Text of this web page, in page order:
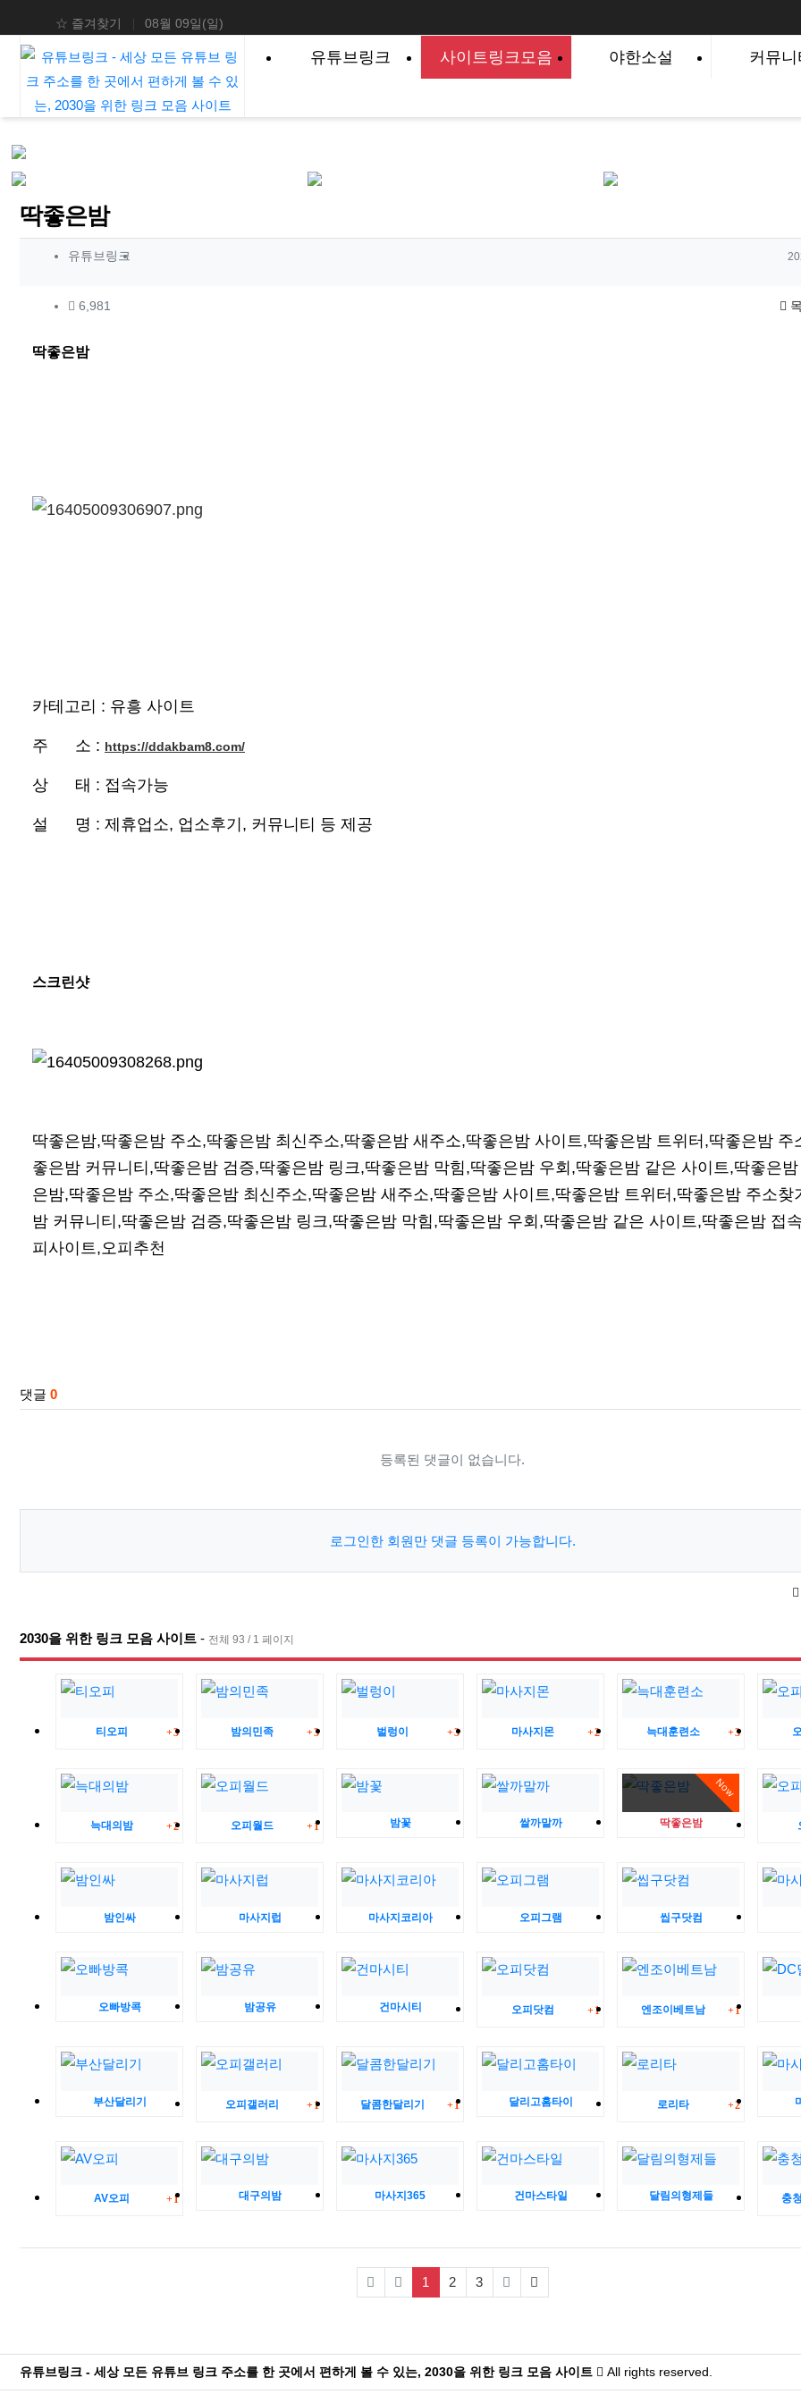
상단 네비
☆ 즐겨찾기 08월 09일(일)
메인 메뉴 유튜브링크 사이트링크모음 야한소설 커뮤니
딱좋은밤
작성자 정보
유튜브링크
컨텐츠 정보
6,981
본문
딱좋은밤
카테고리 : 유흥 사이트
주 소 : https://ddakbam8.com/
상 태 : 접속가능
설 명 : 제휴업소, 업소후기, 커뮤니티 등 제공
스크린샷
딱좋은밤,딱좋은밤 주소,딱좋은밤 최신주소,딱좋은밤 새주소,딱좋은밤 사이트,딱좋은밤 트위터,딱좋은밤 주
좋은밤 커뮤니티,딱좋은밤 검증,딱좋은밤 링크,딱좋은밤 막힘,딱좋은밤 우회,딱좋은밤 같은 사이트,딱좋은
은밤,딱좋은밤 주소,딱좋은밤 최신주소,딱좋은밤 새주소,딱좋은밤 사이트,딱좋은밤 트위터,딱좋은밤 주소찾
밤 커뮤니티,딱좋은밤 검증,딱좋은밤 링크,딱좋은밤 막힘,딱좋은밤 우회,딱좋은밤 같은 사이트,딱좋은밤 접
피사이트,오피추천
댓글 0
등록된 댓글이 없습니다.
로그인한 회원만 댓글 등록이 가능합니다.
2030을 위한 링크 모음 사이트 - 전체 93 / 1 페이지
티오피 댓글
3 밤의민족 댓글
3 벌렁이 댓글
3 마사지몬 댓글
2 늑대훈련소 댓글
3
늑대의밤 댓글
2 오피월드 댓글
1 밤꽃 쌀까말까
Now
딱좋은밤
밤인싸 마사지럽 마사지코리아 오피그램 씹구닷컴
오빠방콕 밤공유 건마시티 오피닷컴 댓글
1 엔조이베트남 댓글
1
부산달리기 오피갤러리 댓글
1 달콤한달리기 댓글
1 달리고홈타이 로리타 댓글
2
AV오피 댓글
1 대구의밤 마사지365 건마스타일 달림의형제들 충
1 (current)
2 3
유튜브링크 - 세상 모든 유튜브 링크 주소를 한 곳에서 편하게 볼 수 있는, 2030을 위한 링크 모음 사이트 All rights reserved.